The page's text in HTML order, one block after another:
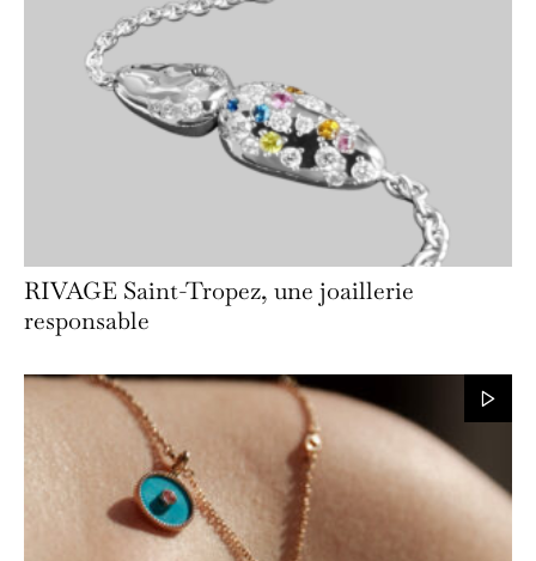
RIVAGE Saint-Tropez, une joaillerie
responsable